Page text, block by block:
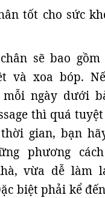
tốt cho sức
sẽ bao
và xoa bóp.
mỗi ngày dưới
thì quá
gian, bạn
phương
vừa dễ làm
biệt phải kể